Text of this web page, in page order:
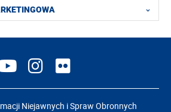
Niejawnych i Spraw Obronnych